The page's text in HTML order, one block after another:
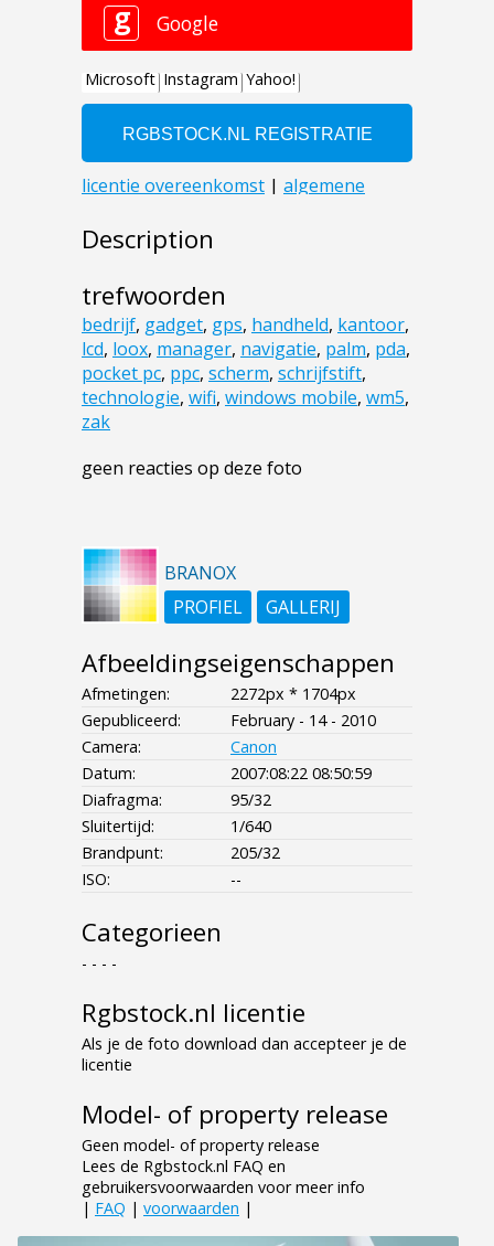
Description
trefwoorden
bedrijf, gadget, gps, handheld, kantoor,
lcd, loox, manager, navigatie, palm, pda,
pocket pc, ppc, scherm, schrijfstift,
technologie, wifi, windows mobile, wm5,
zak
geen reacties op deze foto
BRANOX
PROFIEL
GALLERIJ
Afbeeldingseigenschappen
Afmetingen:
2272px * 1704px
Gepubliceerd:
February - 14 - 2010
Camera:
Canon
Datum:
2007:08:22 08:50:59
Diafragma:
95/32
Sluitertijd:
1/640
Brandpunt:
205/32
ISO:
--
Categorieen
- - - -
Rgbstock.nl licentie
Als je de foto download dan accepteer je de
licentie
Model- of property release
Geen model- of property release
Lees de Rgbstock.nl FAQ en
gebruikersvoorwaarden voor meer info
| FAQ | voorwaarden |